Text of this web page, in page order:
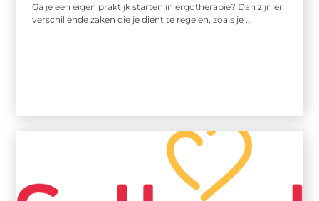
Ga je een eigen praktijk starten in ergotherapie? Dan zijn er
verschillende zaken die je dient te regelen, zoals je ...